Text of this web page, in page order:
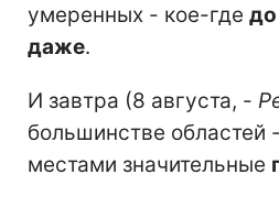
умеренных - кое-где
даже.
И завтра (8 августа, -
большинстве областей
местами значительные